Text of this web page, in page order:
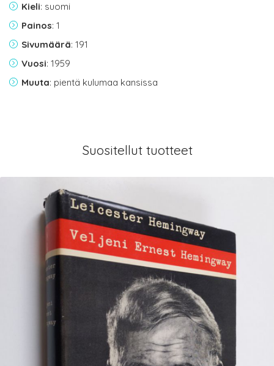
Kieli: suomi
Painos: 1
Sivumäärä: 191
Vuosi: 1959
Muuta: pientä kulumaa kansissa
Suositellut tuotteet